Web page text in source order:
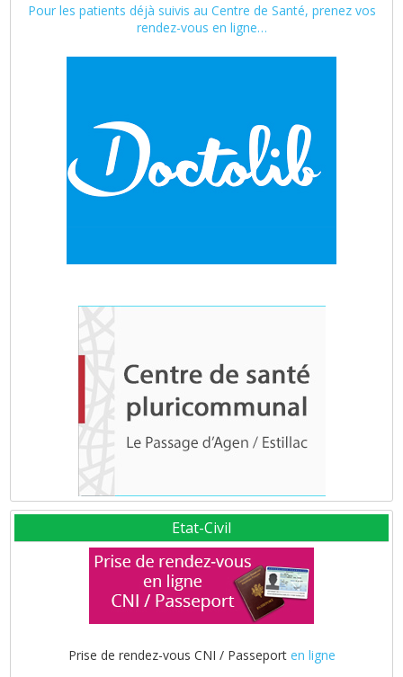
Pour les patients déjà suivis au Centre de Santé, prenez vos
rendez-vous en ligne…
Etat-Civil
Prise de rendez-vous CNI / Passeport en ligne